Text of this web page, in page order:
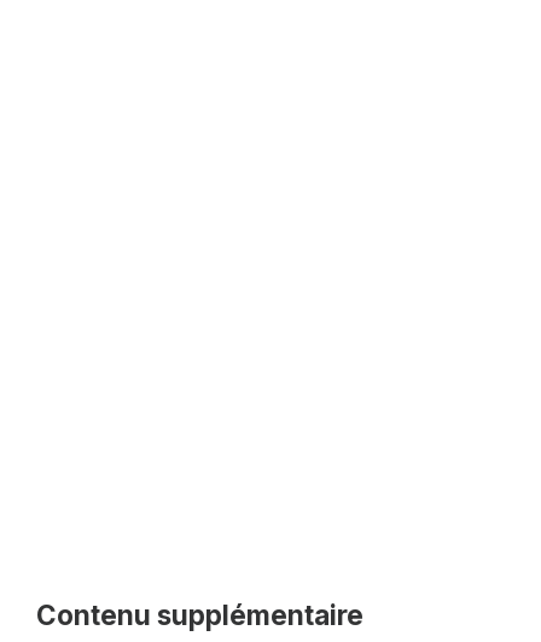
Contenu supplémentaire